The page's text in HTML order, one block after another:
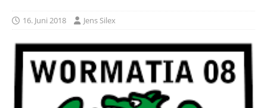
16. Juni 2018 Jens Silex